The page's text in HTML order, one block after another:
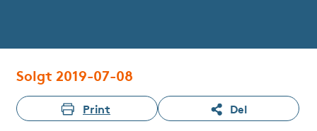
Solgt 2019-07-08
Print Del